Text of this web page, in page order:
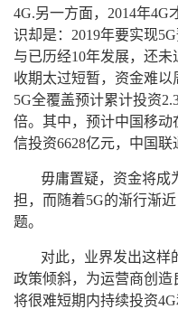
4G.另一方面，2014年
识却是：2019年要实现
与已历经10年发展，还未
收期太过短暂，资金难
5G全覆盖预计累计投资
倍。其中，预计中国移动
信投资6628亿元，中国联
毋庸置疑，资金将成
担，而随着5G的渐行渐
题。
对此，业界发出这样
政策倾斜，为运营商创
将很难短期内持续投资4G